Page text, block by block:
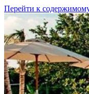
Перейти к